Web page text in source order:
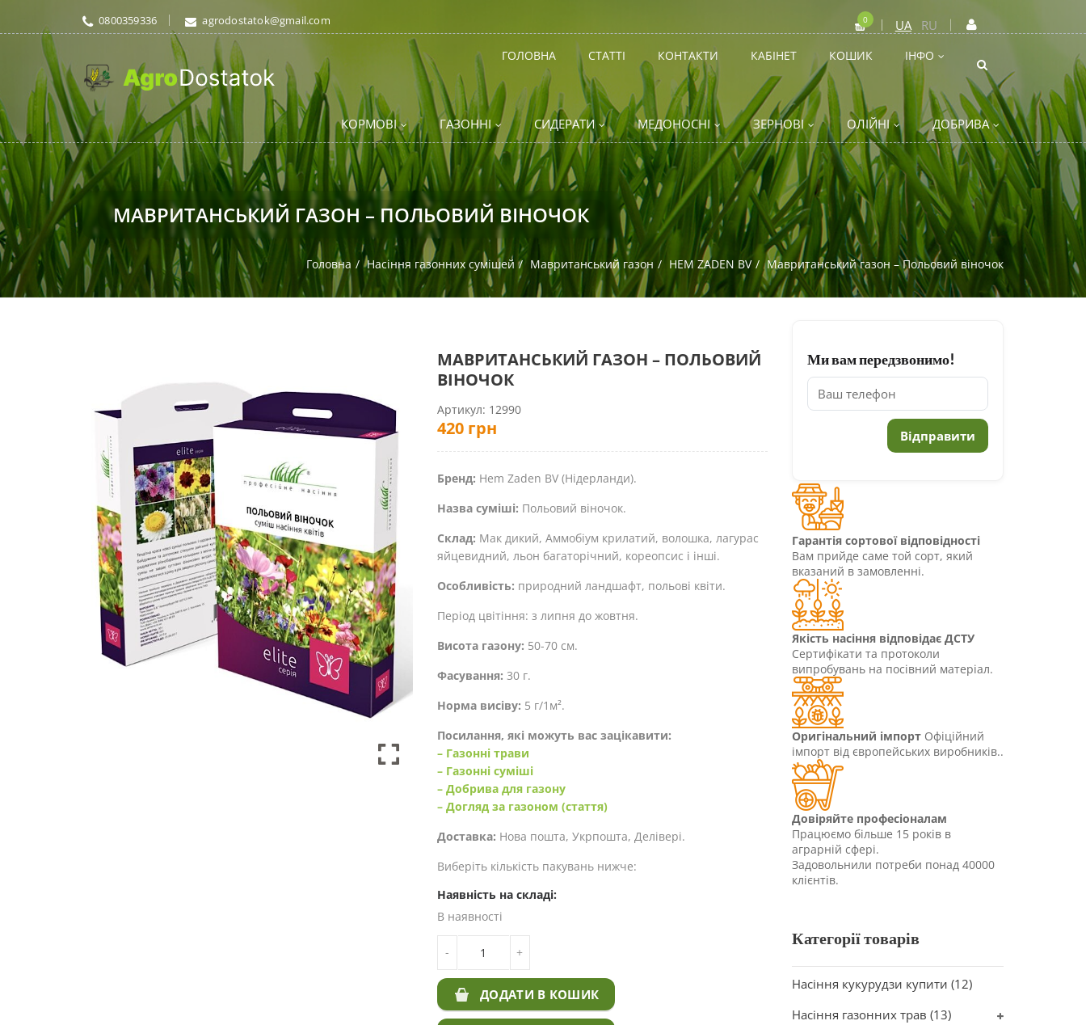
0800359336 agrodostatok@gmail.com UA RU
0
ГОЛОВНА СТАТТІ КОНТАКТИ КАБІНЕТ КОШИК ІНФО
КОРМОВІ ГАЗОННІ СИДЕРАТИ МЕДОНОСНІ ЗЕРНОВІ ОЛІЙНІ ДОБРИВА
МАВРИТАНСЬКИЙ ГАЗОН – ПОЛЬОВИЙ ВІНОЧОК
Головна Насіння газонних сумішей Мавританський газон HEM ZADEN BV Мавританський газон – Польовий віночок
МАВРИТАНСЬКИЙ ГАЗОН – ПОЛЬОВИЙ
ВІНОЧОК
Артикул: 12990
420 грн
Бренд: Hem Zaden BV (Нідерланди).
Назва суміші: Польовий віночок.
Склад: Мак дикий, Аммобіум крилатий, волошка, лагурас
яйцевидний, льон багаторічний, кореопсис і інші.
Особливість: природний ландшафт, польові квіти.
Період цвітіння: з липня до жовтня.
Висота газону: 50-70 см.
Фасування: 30 г.
Норма висіву: 5 г/1м².
Посилання, які можуть вас зацікавити:
– Газонні трави
– Газонні суміші
– Добрива для газону
– Догляд за газоном (стаття)
Доставка: Нова пошта, Укрпошта, Делівері.
Виберіть кількість пакувань нижче:
Наявність на складі:
В наявності
-
ВІНОЧОК
+
ДОДАТИ В КОШИК
Ми вам передзвонимо!
Гарантія сортової відповідності
Вам прийде саме той сорт, який
вказаний в замовленні.
Якість насіння відповідає ДСТУ
Сертифікати та протоколи
випробувань на посівний матеріал.
Оригінальний імпорт Офіційний
імпорт від європейських виробників..
Довіряйте професіоналам
Працюємо більше 15 років в
аграрній сфері.
Задовольнили потреби понад 40000
клієнтів.
Категорії товарів
Насіння кукурудзи купити (12)
Насіння газонних трав (13)